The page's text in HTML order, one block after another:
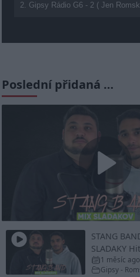
2. Gipsy Rádio G6 - 2 ( Jen
Poslední přidaná …
Play
STANG
SLADAKY
1 měsíc ago
Gipsy -